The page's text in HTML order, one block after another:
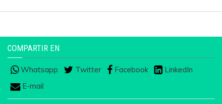
COMPARTIR EN
Whatsapp Twitter Facebook
LinkedIn
E-mail